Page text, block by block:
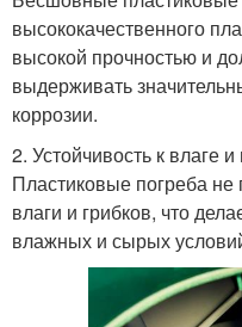
высококачественного
высокой прочностью и
выдерживать
коррозии.
2. Устойчивость к влаге и
Пластиковые погреба
влаги и грибков, что
влажных и сырых